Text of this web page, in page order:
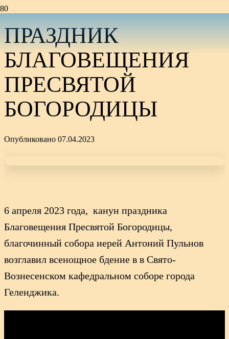
ПРАЗДНИК
БЛАГОВЕЩЕНИЯ
ПРЕСВЯТОЙ
БОГОРОДИЦЫ
Опубликовано 07.04.2023
6 апреля 2023 года, канун праздника
Благовещения Пресвятой Богородицы,
благочинный собора иерей Антоний Пульнов
возглавил всенощное бдение в в Свято-
Вознесенском кафедральном соборе города
Геленджика.